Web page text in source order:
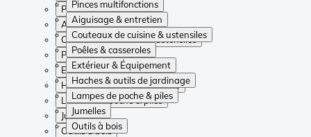
Pinces multifonctions
Aiguisage & entretien
Couteaux de cuisine & ustensiles
Poêles & casseroles
Extérieur & Équipement
Haches & outils de jardinage
Lampes de poche & piles
Jumelles
Outils à bois
Pinces multifonctions
Aiguisage & entretien
Couteaux de cuisine & ustensiles
Poêles & casseroles
Extérieur & Équipement
Haches & outils de jardinage
Lampes de poche & piles
Jumelles
Outils à bois